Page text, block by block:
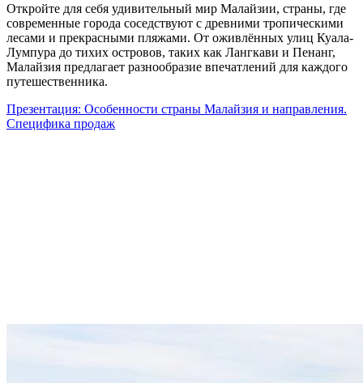
Откройте для себя удивительный мир Малайзии, страны, где
современные города соседствуют с древними тропическими
лесами и прекрасными пляжами. От оживлённых улиц Куала-
Лумпура до тихих островов, таких как Лангкави и Пенанг,
Малайзия предлагает разнообразие впечатлений для каждого
путешественника.
Презентация: Особенности страны Малайзия и направления.
Специфика продаж